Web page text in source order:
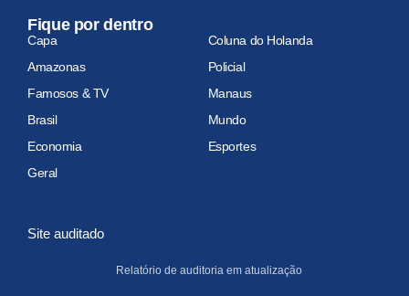
Fique por dentro
Capa
Coluna do Holanda
Amazonas
Policial
Famosos & TV
Manaus
Brasil
Mundo
Economia
Esportes
Geral
Site auditado
Relatório de auditoria em atualização